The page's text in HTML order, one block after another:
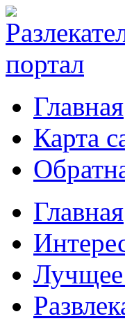
Главная
Карта
Главная
Лучщее